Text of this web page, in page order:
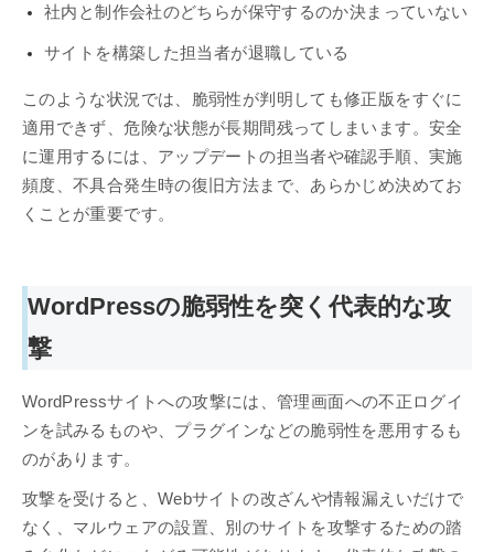
社内と制作会社のどちらが保守するのか決まっていない
サイトを構築した担当者が退職している
このような状況では、脆弱性が判明しても修正版をすぐに
適用できず、危険な状態が長期間残ってしまいます。安全
に運用するには、アップデートの担当者や確認手順、実施
頻度、不具合発生時の復旧方法まで、あらかじめ決めてお
くことが重要です。
WordPressの脆弱性を突く代表的な攻
撃
WordPressサイトへの攻撃には、管理画面への不正ログイ
ンを試みるものや、プラグインなどの脆弱性を悪用するも
のがあります。
攻撃を受けると、Webサイトの改ざんや情報漏えいだけで
なく、マルウェアの設置、別のサイトを攻撃するための踏